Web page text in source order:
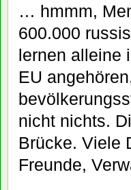
… hmmm,
600.000
lernen alleine
EU
nicht nichts.
Brücke. Viele
Freunde,